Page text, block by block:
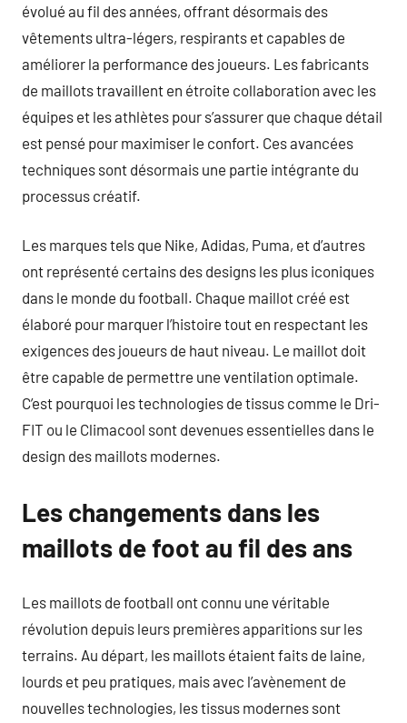
évolué au fil des années, offrant désormais des
vêtements ultra-légers, respirants et capables de
améliorer la performance des joueurs. Les fabricants
de maillots travaillent en étroite collaboration avec les
équipes et les athlètes pour s’assurer que chaque détail
est pensé pour maximiser le confort. Ces avancées
techniques sont désormais une partie intégrante du
processus créatif.
Les marques tels que Nike, Adidas, Puma, et d’autres
ont représenté certains des designs les plus iconiques
dans le monde du football. Chaque maillot créé est
élaboré pour marquer l’histoire tout en respectant les
exigences des joueurs de haut niveau. Le maillot doit
être capable de permettre une ventilation optimale.
C’est pourquoi les technologies de tissus comme le Dri-
FIT ou le Climacool sont devenues essentielles dans le
design des maillots modernes.
Les changements dans les
maillots de foot au fil des ans
Les maillots de football ont connu une véritable
révolution depuis leurs premières apparitions sur les
terrains. Au départ, les maillots étaient faits de laine,
lourds et peu pratiques, mais avec l’avènement de
nouvelles technologies, les tissus modernes sont